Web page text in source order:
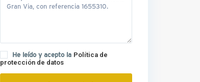
He leído y acepto la Política de
protección de datos